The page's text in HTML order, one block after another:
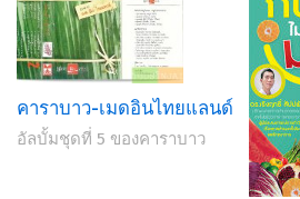
คาราบาว-เมดอินไทยแลนด์
อัลบั้มชุดที่ 5 ของคาราบาว